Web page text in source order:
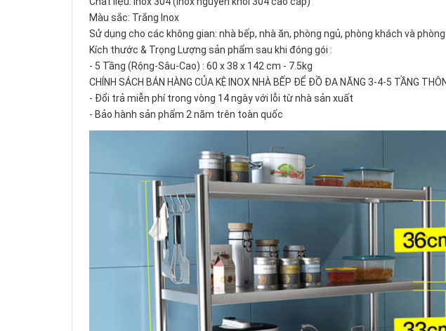
Màu sắc: Trắng Inox
Sử dụng cho các không gian: nhà bếp, nhà ăn, phòng ngủ, phòng khách và
Kích thước & Trọng Lượng sản phẩm sau khi đóng gói :
- 5 Tầng (Rộng-Sâu-Cao) : 60 x 38 x 142 cm - 7.5kg
CHÍNH SÁCH BÁN HÀNG CỦA KỆ INOX NHÀ BẾP ĐỂ ĐỒ ĐA NĂNG 3-4-5 TẦNG
- Đổi trả miễn phí trong vòng 14 ngày với lỗi từ nhà sản xuất
- Bảo hành sản phẩm 2 năm trên toàn quốc